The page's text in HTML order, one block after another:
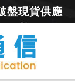
盤現貨供應